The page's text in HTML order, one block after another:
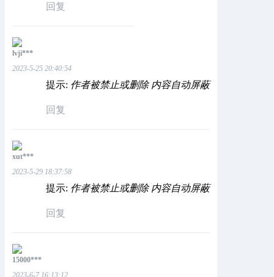
回复
lvji***
2023-5-25 20:40:54
提示: 作者被禁止或删除 内容自动屏蔽
回复
xut***
2023-5-29 18:37:58
提示: 作者被禁止或删除 内容自动屏蔽
回复
15000***
2023-6-7 16:13:12